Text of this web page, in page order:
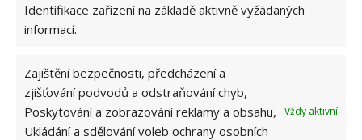
Identifikace zařízení na základě aktivně vyžádaných
informací.
Zajištění bezpečnosti, předcházení a
zjišťování podvodů a odstraňování chyb,
Poskytování a zobrazování reklamy a obsahu,
Ukládání a sdělování voleb ochrany osobních
Vždy aktivní
připraveným roztokem nastříkáme povrch
najdeme pavouka nebo kde si myslíme, že by se
Zdroj:Countryliving